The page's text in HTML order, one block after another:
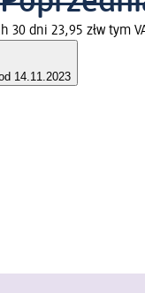
30 dni 23,95 złw tym
14.11.2023